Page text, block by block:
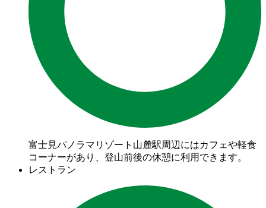
富士見パノラマリゾート山麓駅周辺にはカフェや軽食
コーナーがあり、登山前後の休憩に利用できます。
レストラン